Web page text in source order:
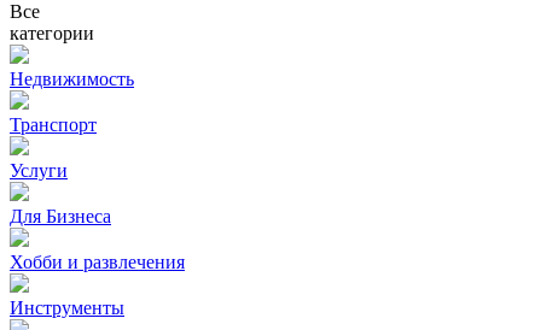
Все
категории
Недвижимость
Транспорт
Услуги
Для Бизнеса
Хобби и развлечения
Инструменты